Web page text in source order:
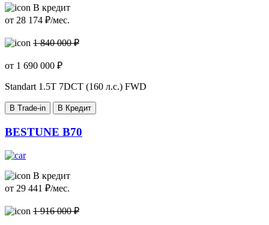
В кредит
от 28 174 ₽/мес.
1 840 000 ₽
от 1 690 000 ₽
Standart 1.5T 7DCT (160 л.с.) FWD
В Trade-in В Кредит
BESTUNE B70
В кредит
от 29 441 ₽/мес.
1 916 000 ₽